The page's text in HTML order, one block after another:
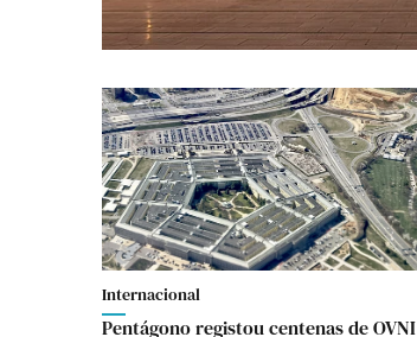
Internacional
Pentágono registou centenas de OVNI